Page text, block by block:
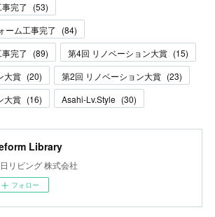
完了
(53)
ーム工事完了
(84)
完了
(89) 第4回 リノベーション大賞 (15)
大賞 (20) 第2回 リノベーション大賞 (23)
大賞 (16) Asahi-Lv.Style (30)
Library
リビング 株式会社
フォロー